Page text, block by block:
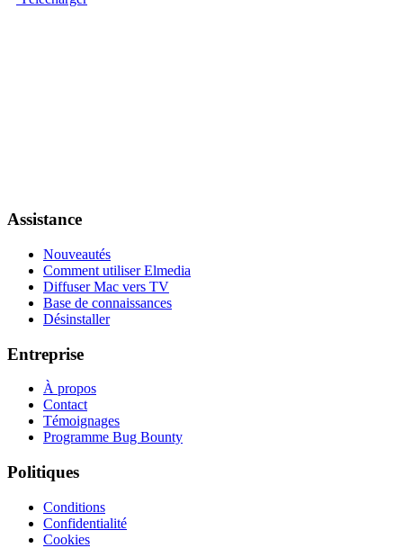
Assistance
Nouveautés
Comment utiliser Elmedia
Diffuser Mac vers TV
Base de connaissances
Désinstaller
Entreprise
À propos
Contact
Témoignages
Programme Bug Bounty
Politiques
Conditions
Confidentialité
Cookies